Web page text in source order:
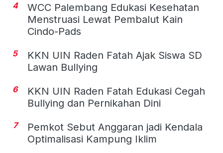
4
WCC Palembang Edukasi Kesehatan
Menstruasi Lewat Pembalut Kain
Cindo-Pads
5
KKN UIN Raden Fatah Ajak Siswa SD
Lawan Bullying
6
KKN UIN Raden Fatah Edukasi Cegah
Bullying dan Pernikahan Dini
7
Pemkot Sebut Anggaran jadi Kendala
Optimalisasi Kampung Iklim